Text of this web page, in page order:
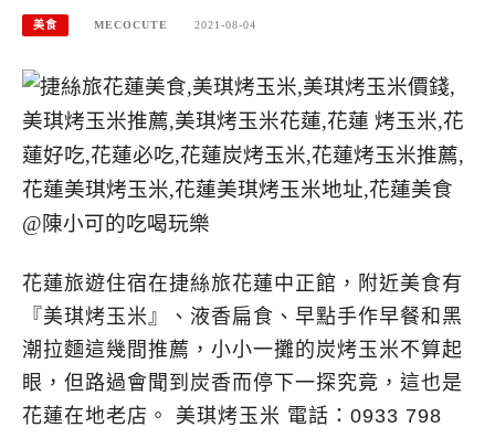
美食 MECOCUTE 2021-08-04
花蓮旅遊住宿在捷絲旅花蓮中正館，附近美食有
『美琪烤玉米』、液香扁食、早點手作早餐和黑
潮拉麵這幾間推薦，小小一攤的炭烤玉米不算起
眼，但路過會聞到炭香而停下一探究竟，這也是
花蓮在地老店。 美琪烤玉米 電話：0933 798